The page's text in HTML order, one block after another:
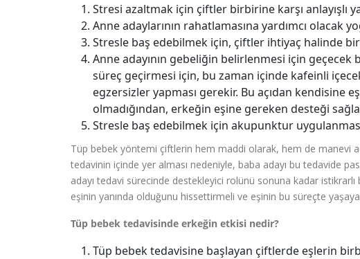
Stresi azaltmak için çiftler birbirine karşı anlayışlı
Anne adaylarının rahatlamasına yardımcı olacak
Stresle baş edebilmek için, çiftler ihtiyaç halinde
Anne adayının gebeliğin belirlenmesi için
süreç geçirmesi için, bu zaman içinde kafeinli
egzersizler yapması gerekir. Bu açıdan kendisine
olmadığından, erkeğin eşine gereken desteği
Stresle baş edebilmek için akupunktur
Tüp bebek yöntemi çiftlerin hem maddi olarak, hem de manevi
tedavinin içinde yer alması nedeniyle, baba adayı bu tedavide
adayı tedavi sürecinde destekleyici rolünü sonuna kadar
eşinin yanında olduğunu hissettirmeli ve eşinin bu süreçte
Tüp bebek tedavisinde erkeğin etkisi nedir?
Tüp bebek tedavisine başlayan çiftlerde eşlerin